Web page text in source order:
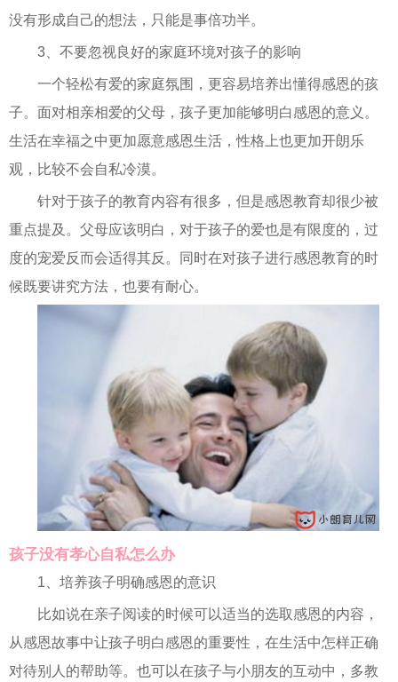
没有形成自己的想法，只能是事倍功半。
3、不要忽视良好的家庭环境对孩子的影响
一个轻松有爱的家庭氛围，更容易培养出懂得感恩的孩
子。面对相亲相爱的父母，孩子更加能够明白感恩的意义。
生活在幸福之中更加愿意感恩生活，性格上也更加开朗乐
观，比较不会自私冷漠。
针对于孩子的教育内容有很多，但是感恩教育却很少被
重点提及。父母应该明白，对于孩子的爱也是有限度的，过
度的宠爱反而会适得其反。同时在对孩子进行感恩教育的时
候既要讲究方法，也要有耐心。
孩子没有孝心自私怎么办
1、培养孩子明确感恩的意识
比如说在亲子阅读的时候可以适当的选取感恩的内容，
从感恩故事中让孩子明白感恩的重要性，在生活中怎样正确
对待别人的帮助等。也可以在孩子与小朋友的互动中，多教